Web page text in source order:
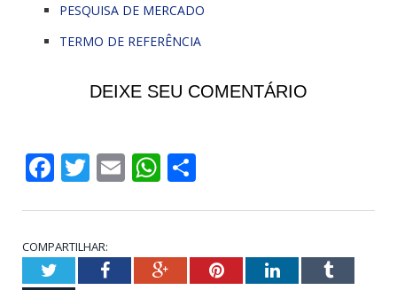
PESQUISA DE MERCADO
TERMO DE REFERÊNCIA
DEIXE SEU COMENTÁRIO
Facebook
Twitter
EmailWhatsApp
COMPARTILHAR:
TwitterFacebookGoogle+PinterestLinkedInTumblr